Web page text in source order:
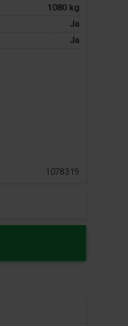
1080 kg
Ja
Ja
1078319